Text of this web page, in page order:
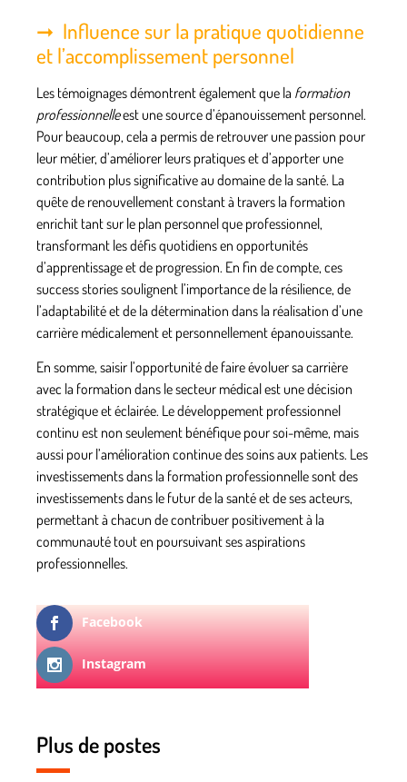
Influence sur la pratique quotidienne
et l’accomplissement personnel
Les témoignages démontrent également que la formation
professionnelleest une source d’épanouissement personnel.
Pour beaucoup, cela a permis de retrouver une passion pour
leur métier, d’améliorer leurs pratiques et d’apporter une
contribution plus significative au domaine de la santé. La
quête de renouvellement constant à travers la formation
enrichit tant sur le plan personnel que professionnel,
transformant les défis quotidiens en opportunités
d’apprentissage et de progression. En fin de compte, ces
success stories soulignent l’importance de la résilience, de
l’adaptabilité et de la détermination dans la réalisation d’une
carrière médicalement et personnellement épanouissante.
En somme, saisir l’opportunité de faire évoluer sa carrière
avec la formation dans le secteur médical est une décision
stratégique et éclairée. Le développement professionnel
continu est non seulement bénéfique pour soi-même, mais
aussi pour l’amélioration continue des soins aux patients. Les
investissements dans la formation professionnelle sont des
investissements dans le futur de la santé et de ses acteurs,
permettant à chacun de contribuer positivement à la
communauté tout en poursuivant ses aspirations
professionnelles.
Facebook
Instagram
Plus de postes